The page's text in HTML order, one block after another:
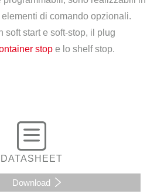
di comando opzionali.
soft start e soft-stop, il plug
stop e lo shelf stop.
DATASHEET
Download